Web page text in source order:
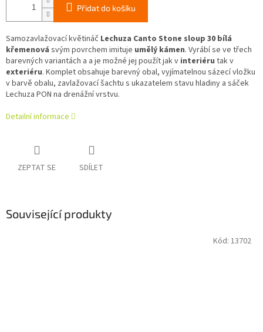
Přidat do košíku
Samozavlažovací květináč Lechuza Canto Stone sloup 30 bílá
křemenová svým povrchem imituje umělý kámen. Vyrábí se ve třech
barevných variantách a a je možné jej použít jak v interiéru tak v
exteriéru. Komplet obsahuje barevný obal, vyjímatelnou sázecí vložku
v barvě obalu, zavlažovací šachtu s ukazatelem stavu hladiny a sáček
Lechuza PON na drenážní vrstvu.
Detailní informace
ZEPTAT SE SDÍLET
Související produkty
Kód: 13702